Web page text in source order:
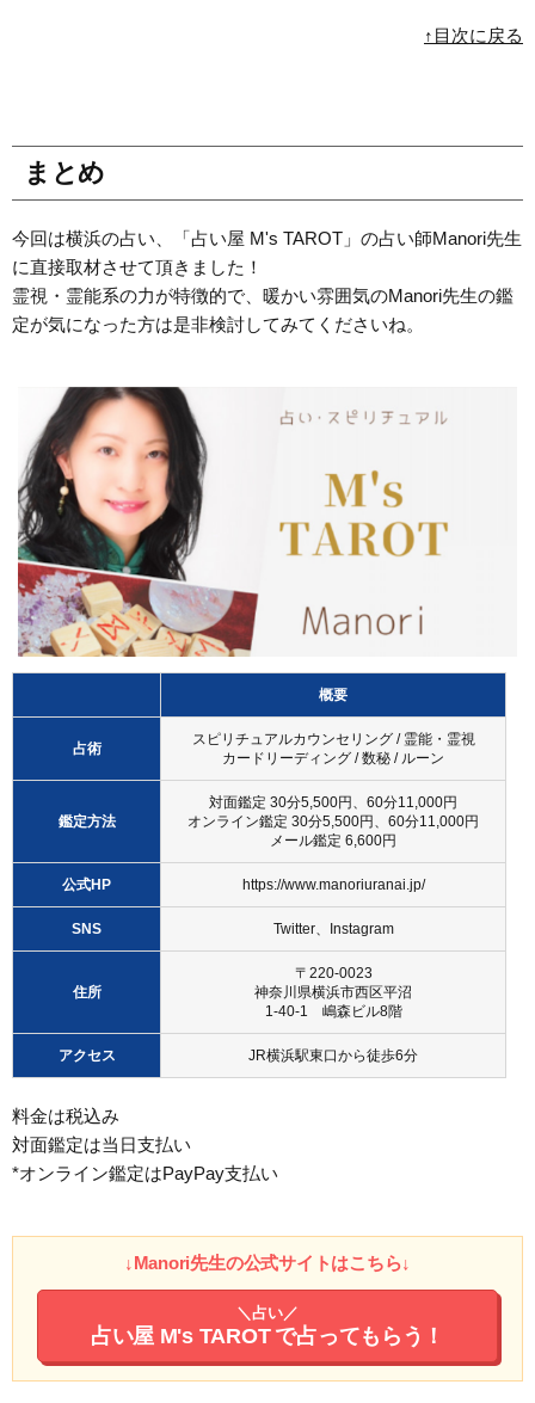
↑目次に戻る
まとめ
今回は横浜の占い、「占い屋 M's TAROT」の占い師Manori先生
に直接取材させて頂きました！
霊視・霊能系の力が特徴的で、暖かい雰囲気のManori先生の鑑
定が気になった方は是非検討してみてくださいね。
概要
占術
スピリチュアルカウンセリング / 霊能・霊視
カードリーディング / 数秘 / ルーン
鑑定方法
対面鑑定 30分5,500円、60分11,000円
オンライン鑑定 30分5,500円、60分11,000円
メール鑑定 6,600円
公式HP https://www.manoriuranai.jp/
SNS Twitter、 Instagram
住所
〒220-0023
神奈川県横浜市西区平沼
1-40-1 嶋森ビル8階
アクセス JR横浜駅東口から徒歩6分
料金は税込み
対面鑑定は当日支払い
*オンライン鑑定はPayPay支払い
↓Manori先生の公式サイトはこちら↓
＼占い／
占い屋 M's TAROT で占ってもらう！